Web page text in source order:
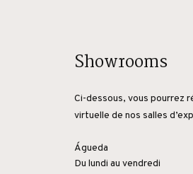
Showrooms
Ci-dessous, vous pourrez
virtuelle de nos salles
Águeda
Du lundi au vendredi